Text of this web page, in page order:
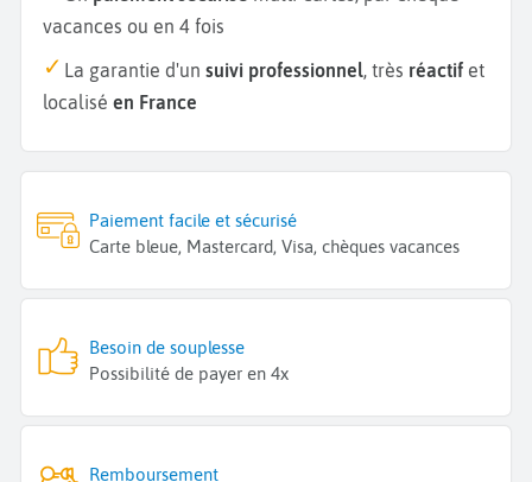
vacances ou en 4 fois
La garantie d'un suivi professionnel, très réactif et
localisé en France
Paiement facile et sécurisé
Carte bleue, Mastercard, Visa, chèques vacances
Besoin de souplesse
Possibilité de payer en 4x
Remboursement